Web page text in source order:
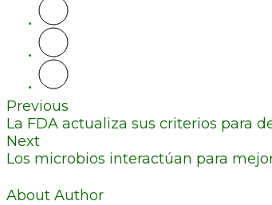
Previous
La FDA actualiza sus criterios para
Next
Los microbios interactúan para
About Author